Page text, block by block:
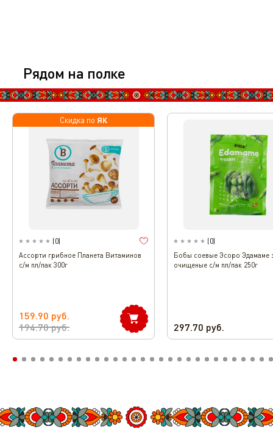
Рядом на полке
Скидка по ЯК
(0)
Ассорти грибное Планета Витаминов
с/м пл/пак 300г
159.90 руб.
194.70руб.
(0)
Бобы соевые Эсоро Эдамаме
очищеные с/м пл/пак 250г
297.70 руб.